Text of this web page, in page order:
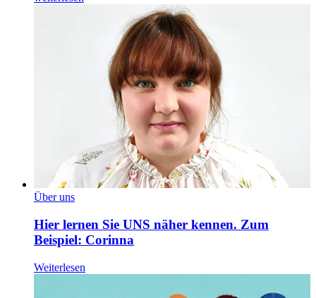
Über uns
Hier lernen Sie UNS näher kennen. Zum
Beispiel: Corinna
Weiterlesen